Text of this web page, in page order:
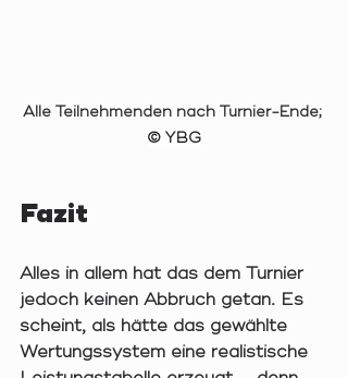
Alle Teilnehmenden nach Turnier-Ende;
© YBG
Fazit
Alles in allem hat das dem Turnier
jedoch keinen Abbruch getan. Es
scheint, als hätte das gewählte
Wertungssystem eine realistische